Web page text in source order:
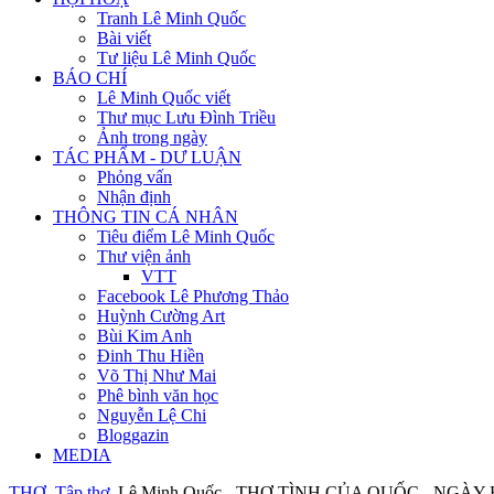
Tranh Lê Minh Quốc
Bài viết
Tư liệu Lê Minh Quốc
BÁO CHÍ
Lê Minh Quốc viết
Thư mục Lưu Đình Triều
Ảnh trong ngày
TÁC PHẨM - DƯ LUẬN
Phỏng vấn
Nhận định
THÔNG TIN CÁ NHÂN
Tiêu điểm Lê Minh Quốc
Thư viện ảnh
VTT
Facebook Lê Phương Thảo
Huỳnh Cường Art
Bùi Kim Anh
Đinh Thu Hiền
Võ Thị Như Mai
Phê bình văn học
Nguyễn Lệ Chi
Bloggazin
MEDIA